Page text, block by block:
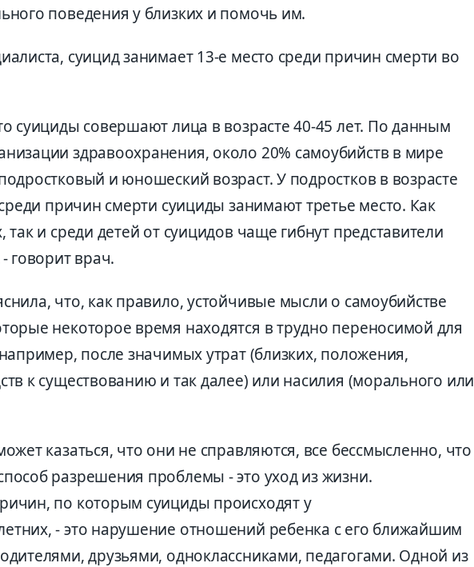
поведения у близких и помочь им.
суицид занимает 13-е место среди причин смерти во
суициды совершают лица в возрасте 40-45 лет. По данным
здравоохранения, около 20% самоубийств в мире
и юношеский возраст. У подростков в возрасте
причин смерти суициды занимают третье место. Как
так и среди детей от суицидов чаще гибнут представители
говорит врач.
что, как правило, устойчивые мысли о самоубийстве
некоторое время находятся в трудно переносимой для
после значимых утрат (близких, положения,
к существованию и так далее) или насилия (морального или
казаться, что они не справляются, все бессмысленно, что
разрешения проблемы - это уход из жизни.
по которым суициды происходят у
- это нарушение отношений ребенка с его ближайшим
друзьями, одноклассниками, педагогами. Одной из